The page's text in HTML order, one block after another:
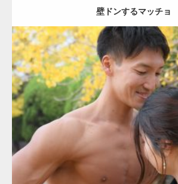
壁ドンするマッチョ
Update: 2021.07.8
Category:公園のマッチョ その他 AKIHITO(細
筋